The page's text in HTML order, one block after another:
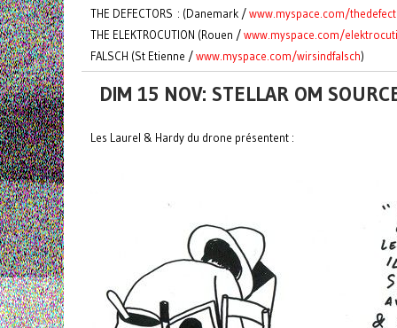
THE DEFECTORS : (Danemark /www.myspace.com/
THE ELEKTROCUTION (Rouen /www.myspace.com/
FALSCH (St Etienne /www.myspace.com/wirsindfalsch)
DIM 15 NOV: STELLAR OM
Les Laurel & Hardy du drone présentent :